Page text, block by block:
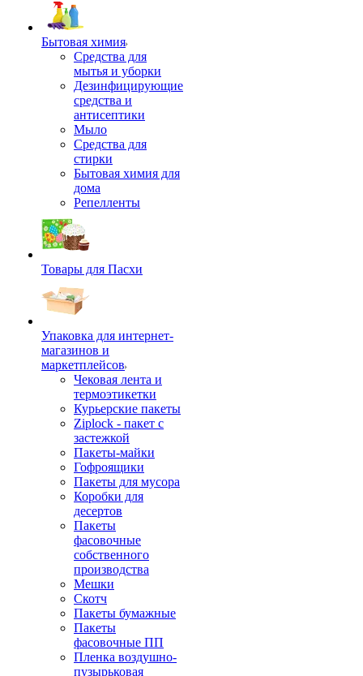
Бытовая химия
Средства для
мытья и уборки
Дезинфицирующие
средства и
антисептики
Мыло
Средства для
стирки
Бытовая химия для
дома
Репелленты
Товары для Пасхи
Упаковка для интернет-
магазинов и
маркетплейсов
Чековая лента и
термоэтикетки
Курьерские пакеты
Ziplock - пакет с
застежкой
Пакеты-майки
Гофроящики
Пакеты для мусора
Коробки для
десертов
Пакеты
фасовочные
собственного
производства
Мешки
Скотч
Пакеты бумажные
Пакеты
фасовочные ПП
Пленка воздушно-
пузырьковая